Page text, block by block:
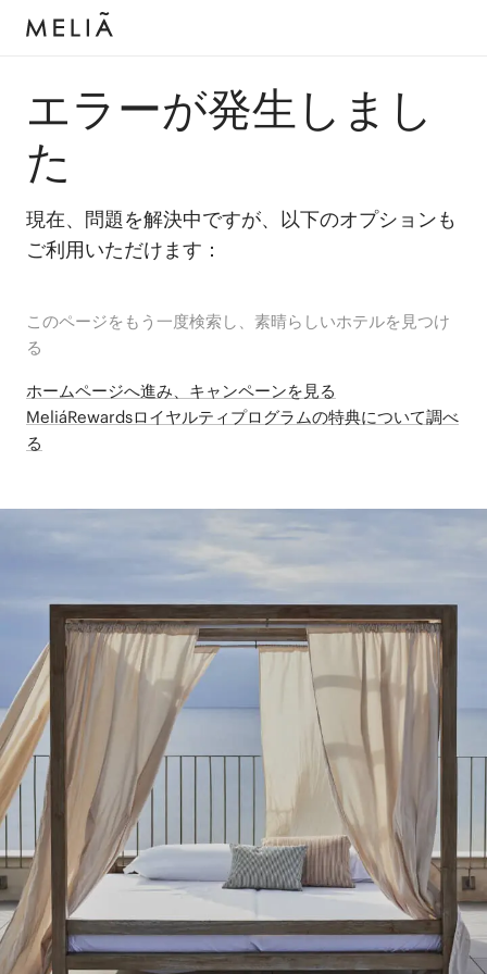
エラーが発生しまし
た
現在、問題を解決中ですが、以下のオプションも
ご利用いただけます：
このページをもう一度検索し、素晴らしいホテルを見つけ
る
ホームページへ進み、キャンペーンを見る
MeliáRewardsロイヤルティプログラムの特典について調べ
る